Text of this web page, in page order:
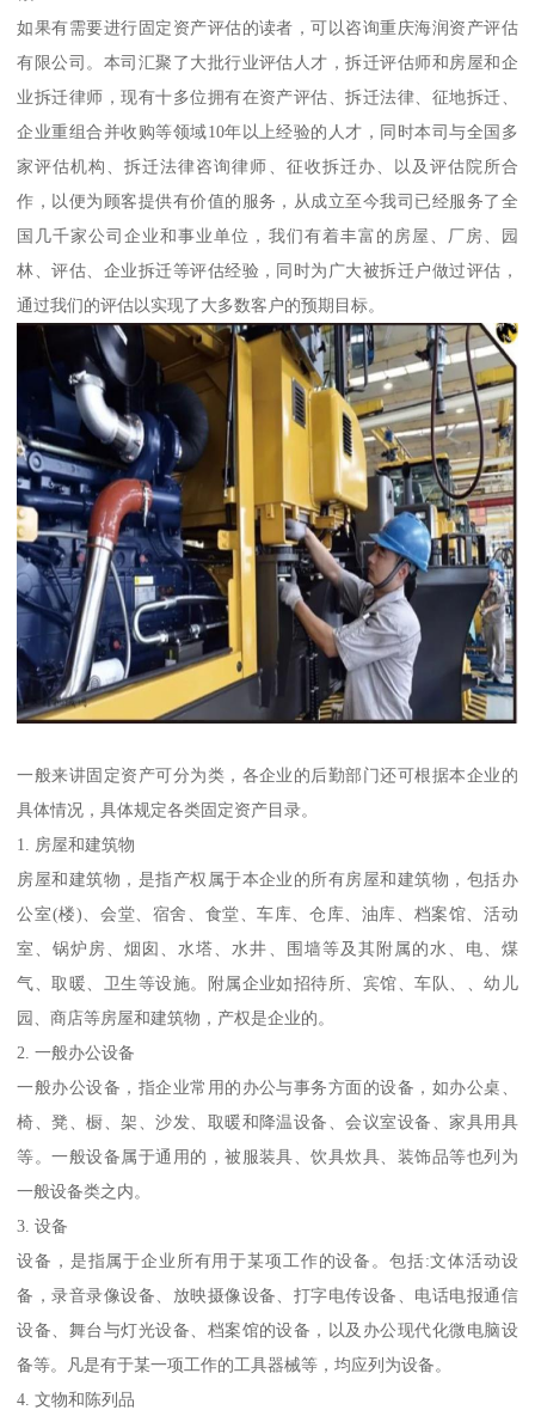
如果有需要进行固定资产评估的读者，可以咨询重庆海润资产评估
有限公司。本司汇聚了大批行业评估人才，拆迁评估师和房屋和企
业拆迁律师，现有十多位拥有在资产评估、拆迁法律、征地拆迁、
企业重组合并收购等领域10年以上经验的人才，同时本司与全国多
家评估机构、拆迁法律咨询律师、征收拆迁办、以及评估院所合
作，以便为顾客提供有价值的服务，从成立至今我司已经服务了全
国几千家公司企业和事业单位，我们有着丰富的房屋、厂房、园
林、评估、企业拆迁等评估经验，同时为广大被拆迁户做过评估，
通过我们的评估以实现了大多数客户的预期目标。
一般来讲固定资产可分为类，各企业的后勤部门还可根据本企业的
具体情况，具体规定各类固定资产目录。
1. 房屋和建筑物
房屋和建筑物，是指产权属于本企业的所有房屋和建筑物，包括办
公室(楼)、会堂、宿舍、食堂、车库、仓库、油库、档案馆、活动
室、锅炉房、烟囱、水塔、水井、围墙等及其附属的水、电、煤
气、取暖、卫生等设施。附属企业如招待所、宾馆、车队、、幼儿
园、商店等房屋和建筑物，产权是企业的。
2. 一般办公设备
一般办公设备，指企业常用的办公与事务方面的设备，如办公桌、
椅、凳、橱、架、沙发、取暖和降温设备、会议室设备、家具用具
等。一般设备属于通用的，被服装具、饮具炊具、装饰品等也列为
一般设备类之内。
3. 设备
设备，是指属于企业所有用于某项工作的设备。包括:文体活动设
备，录音录像设备、放映摄像设备、打字电传设备、电话电报通信
设备、舞台与灯光设备、档案馆的设备，以及办公现代化微电脑设
备等。凡是有于某一项工作的工具器械等，均应列为设备。
4. 文物和陈列品